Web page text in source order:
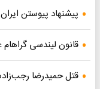
پیشنهاد پیوستن
قانون لیندسی
قتل حمیدرضا